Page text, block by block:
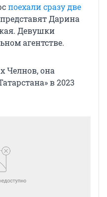
поехали сразу две
Дарина
Девушки
агентстве.
Челнов, она
в 2023